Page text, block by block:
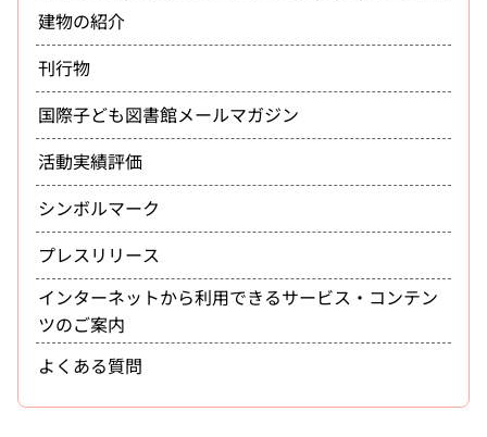
建物の紹介
刊行物
国際子ども図書館メールマガジン
活動実績評価
シンボルマーク
プレスリリース
インターネットから利用できるサービス・コンテン
ツのご案内
よくある質問